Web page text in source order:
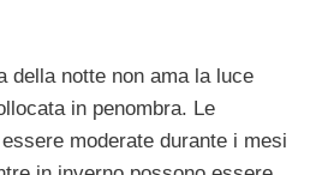
della notte non ama la luce
in penombra. Le
moderate durante i mesi